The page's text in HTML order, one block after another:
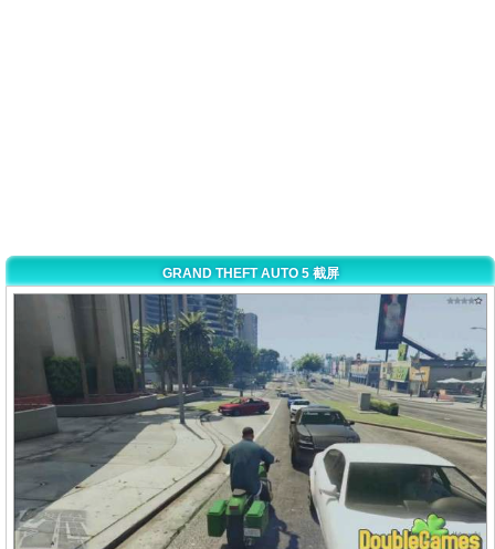
GRAND THEFT AUTO 5 截屏